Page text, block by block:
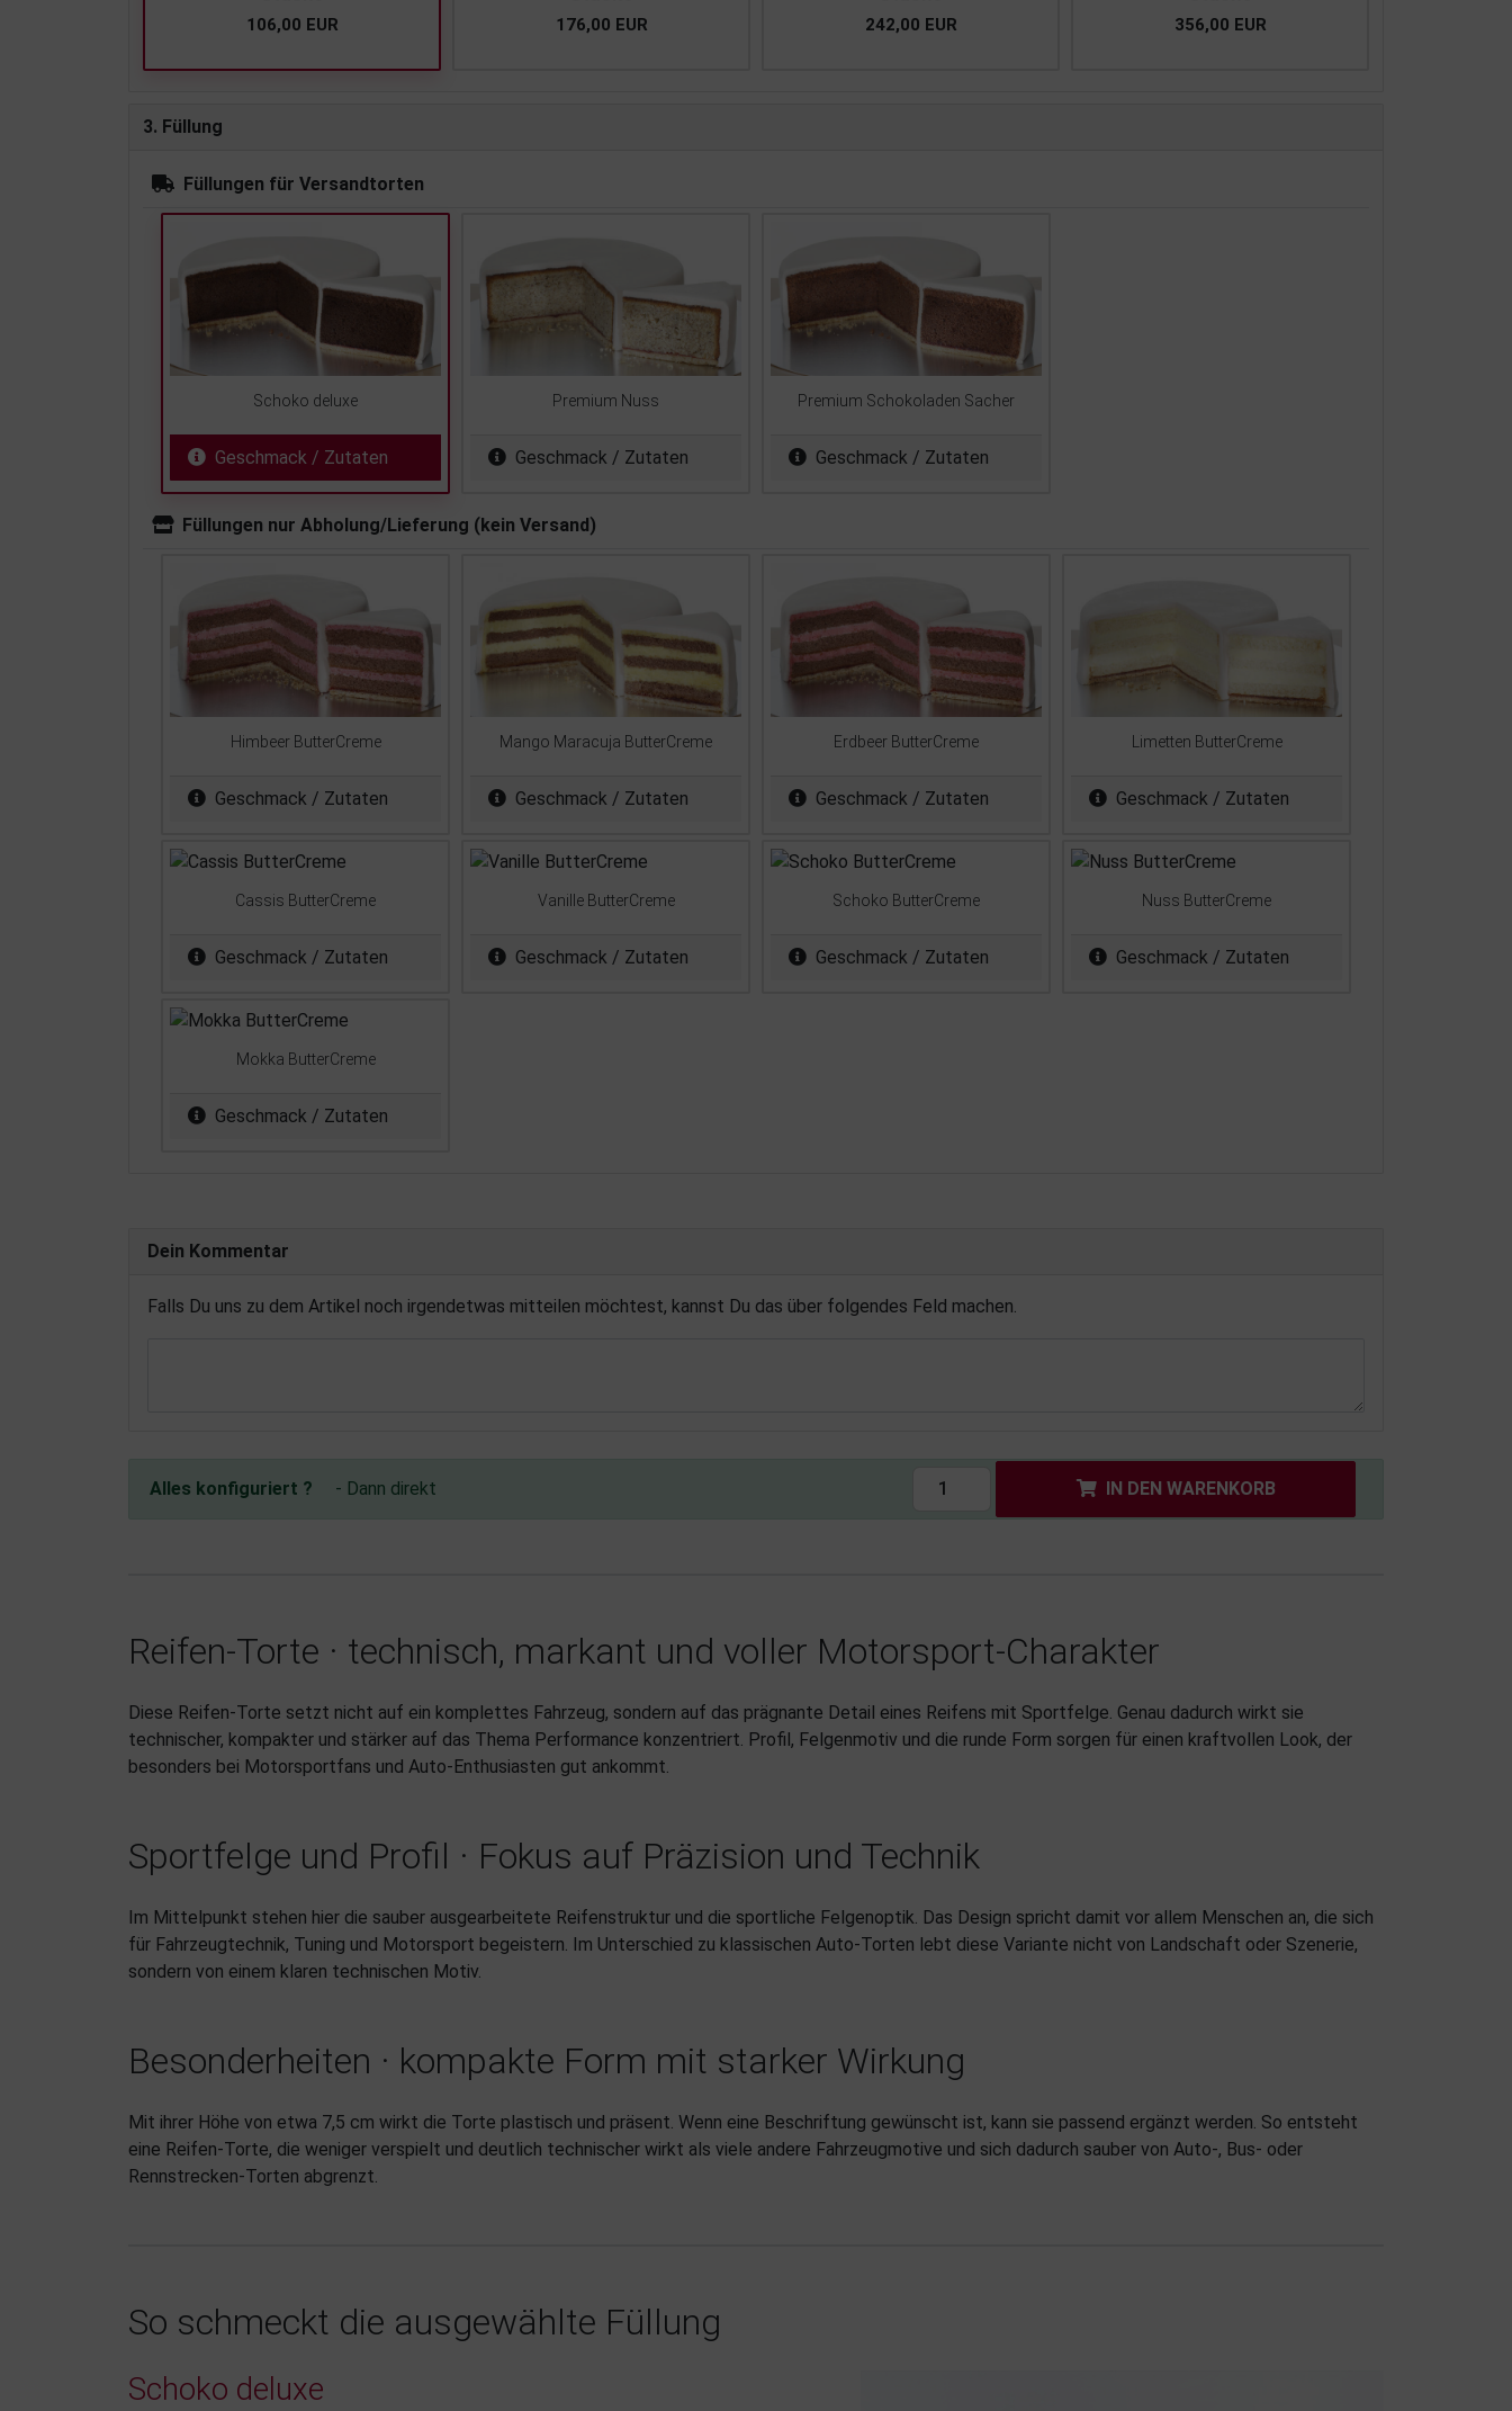
106,00 EUR 176,00 EUR 242,00 EUR 356,00 EUR
3. Füllung
Füllungen für Versandtorten
Schoko deluxe
Geschmack / Zutaten
Premium Nuss
Geschmack / Zutaten
Premium Schokoladen Sacher
Geschmack / Zutaten
Füllungen nur Abholung/Lieferung (kein Versand)
Himbeer ButterCreme
Geschmack / Zutaten
Mango Maracuja ButterCreme
Geschmack / Zutaten
Erdbeer ButterCreme
Geschmack / Zutaten
Limetten ButterCreme
Geschmack / Zutaten
Cassis ButterCreme
Geschmack / Zutaten
Vanille ButterCreme
Geschmack / Zutaten
Schoko ButterCreme
Geschmack / Zutaten
Nuss ButterCreme
Geschmack / Zutaten
Mokka ButterCreme
Geschmack / Zutaten
Dein Kommentar
Falls Du uns zu dem Artikel noch irgendetwas mitteilen möchtest, kannst Du das über folgendes Feld machen.
Alles konfiguriert ? - Dann direkt IN DEN WARENKORB
Reifen-Torte · technisch, markant und voller Motorsport-Charakter
Diese Reifen-Torte setzt nicht auf ein komplettes Fahrzeug, sondern auf das prägnante Detail eines Reifens mit Sportfelge. Genau dadurch wirkt sie
technischer, kompakter und stärker auf das Thema Performance konzentriert. Profil, Felgenmotiv und die runde Form sorgen für einen kraftvollen Look, der
besonders bei Motorsportfans und Auto-Enthusiasten gut ankommt.
Sportfelge und Profil · Fokus auf Präzision und Technik
Im Mittelpunkt stehen hier die sauber ausgearbeitete Reifenstruktur und die sportliche Felgenoptik. Das Design spricht damit vor allem Menschen an, die sich
für Fahrzeugtechnik, Tuning und Motorsport begeistern. Im Unterschied zu klassischen Auto-Torten lebt diese Variante nicht von Landschaft oder Szenerie,
sondern von einem klaren technischen Motiv.
Besonderheiten · kompakte Form mit starker Wirkung
Mit ihrer Höhe von etwa 7,5 cm wirkt die Torte plastisch und präsent. Wenn eine Beschriftung gewünscht ist, kann sie passend ergänzt werden. So entsteht
eine Reifen-Torte, die weniger verspielt und deutlich technischer wirkt als viele andere Fahrzeugmotive und sich dadurch sauber von Auto-, Bus- oder
Rennstrecken-Torten abgrenzt.
So schmeckt die ausgewählte Füllung
Schoko deluxe